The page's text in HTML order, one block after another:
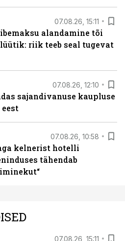
07.08.26, 15:11
alandamine tõi
riik teeb seal tugevat
07.08.26, 12:10
sajandivanuse kaupluse
07.08.26, 10:58
kelnerist hotelli
tähendab
07.08.26, 15:11